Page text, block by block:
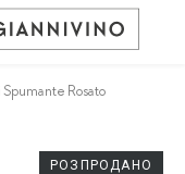
Spumante Rosato
РОЗПРОДАНО